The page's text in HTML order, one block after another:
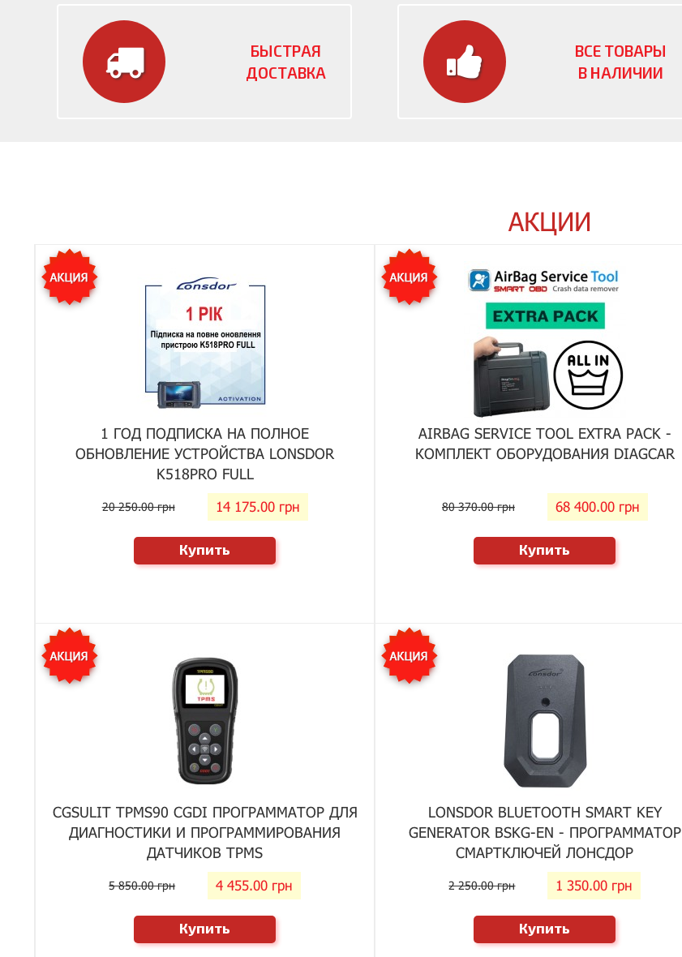
БЫСТРАЯ
ДОСТАВКА
ВСЕ ТОВАРЫ
В НАЛИЧИИ
АКЦИИ
1 ГОД ПОДПИСКА НА ПОЛНОЕ
ОБНОВЛЕНИЕ УСТРОЙСТВА LONSDOR
K518PRO FULL
20 250.00 грн 14 175.00 грн
Купить
AIRBAG SERVICE TOOL EXTRA PACK -
КОМПЛЕКТ ОБОРУДОВАНИЯ DIAGCAR
80 370.00 грн 68 400.00 грн
Купить
CGSULIT TPMS90 CGDI ПРОГРАММАТОР ДЛЯ
ДИАГНОСТИКИ И ПРОГРАММИРОВАНИЯ
ДАТЧИКОВ TPMS
5 850.00 грн 4 455.00 грн
Купить
LONSDOR BLUETOOTH SMART KEY
GENERATOR BSKG-EN - ПРОГРАММАТОР
СМАРТКЛЮЧЕЙ ЛОНСДОР
2 250.00 грн 1 350.00 грн
Купить